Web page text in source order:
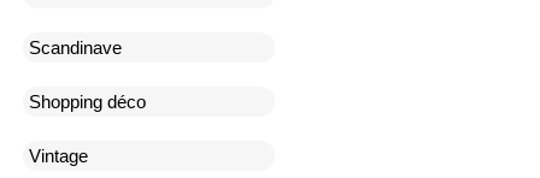
Scandinave
Shopping déco
Vintage